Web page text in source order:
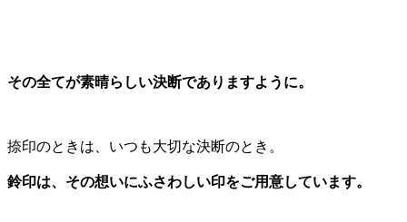
その全てが素晴らしい決断でありますように。
捺印のときは、いつも大切な決断のとき。
鈴印は、その想いにふさわしい印をご用意しています。